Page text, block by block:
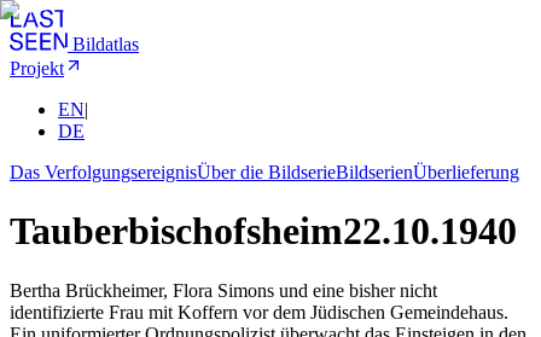
Bildatlas
Projekt
EN|
DE
Das VerfolgungsereignisÜber die BildserieBildserienÜberlieferung
Tauberbischofsheim22.10.1940
Bertha Brückheimer, Flora Simons und eine bisher nicht
identifizierte Frau mit Koffern vor dem Jüdischen Gemeindehaus.